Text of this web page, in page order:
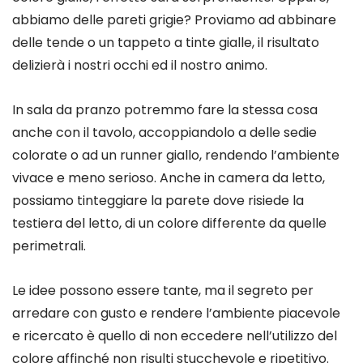
abbiamo delle pareti grigie? Proviamo ad abbinare
delle tende o un tappeto a tinte gialle, il risultato
delizierà i nostri occhi ed il nostro animo.
In sala da pranzo potremmo fare la stessa cosa
anche con il tavolo, accoppiandolo a delle sedie
colorate o ad un runner giallo, rendendo l’ambiente
vivace e meno serioso. Anche in camera da letto,
possiamo tinteggiare la parete dove risiede la
testiera del letto, di un colore differente da quelle
perimetrali.
Le idee possono essere tante, ma il segreto per
arredare con gusto e rendere l’ambiente piacevole
e ricercato è quello di non eccedere nell’utilizzo del
colore affinché non risulti stucchevole e ripetitivo.